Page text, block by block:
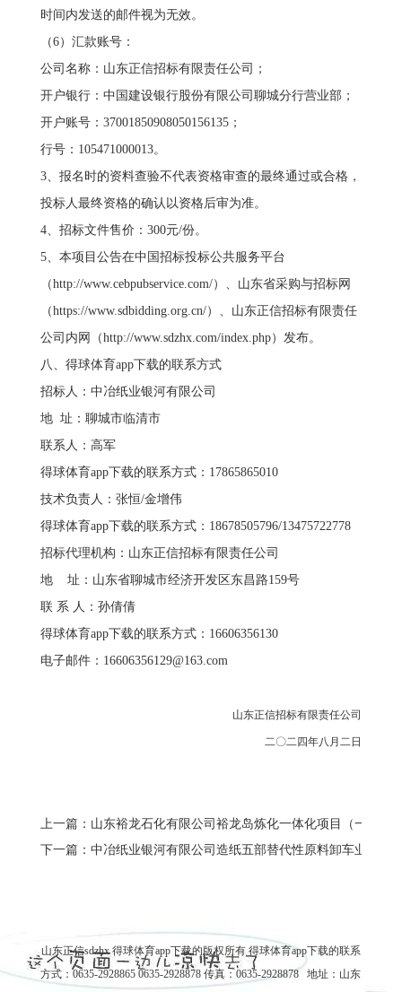
时间内发送的邮件视为无效。
（6）汇款账号：
公司名称：山东正信招标有限责任公司；
开户银行：中国建设银行股份有限公司聊城分行营业部；
开户账号：37001850908050156135；
行号：105471000013。
3、报名时的资料查验不代表资格审查的最终通过或合格，
投标人最终资格的确认以资格后审为准。
4、招标文件售价：300元/份。
5、本项目公告在中国招标投标公共服务平台
（http://www.cebpubservice.com/）、山东省采购与招标网
（https://www.sdbidding.org.cn/）、山东正信招标有限责任
公司内网（http://www.sdzhx.com/index.php）发布。
八、得球体育app下载的联系方式
招标人：中冶纸业银河有限公司
地 址：聊城市临清市
联系人：高军
得球体育app下载的联系方式：17865865010
技术负责人：张恒/金增伟
得球体育app下载的联系方式：18678505796/13475722778
招标代理机构：山东正信招标有限责任公司
地 址：山东省聊城市经济开发区东昌路159号
联 系 人：孙倩倩
得球体育app下载的联系方式：16606356130
电子邮件： 16606356129@163.com
山东正信招标有限责任公司
二〇二四年八月二日
上一篇：山东裕龙石化有限公司裕龙岛炼化一体化项目（一期）
下一篇：中冶纸业银河有限公司造纸五部替代性原料卸车业务外
山东正信sdzhx 得球体育app下载的版权所有得球体育app下载的联系
方式 ：0635-2928865 0635-2928878 传真：0635-2928878 地址：山东